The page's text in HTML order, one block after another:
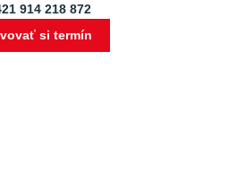
914 218 872
si termín